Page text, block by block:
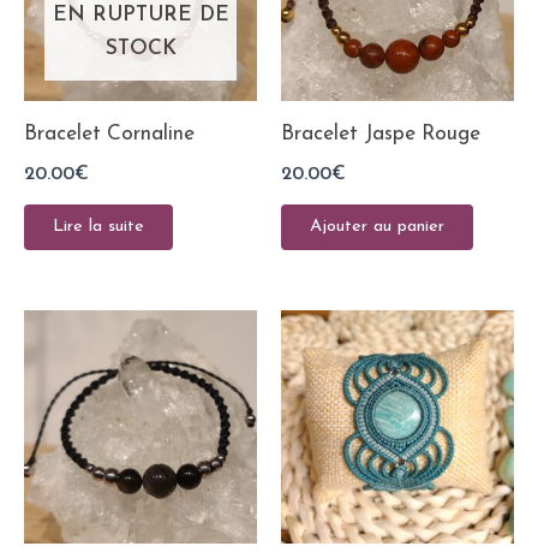
EN RUPTURE DE
STOCK
Bracelet Cornaline
20.00€
Lire la suite
Bracelet Jaspe Rouge
20.00€
Ajouter au panier